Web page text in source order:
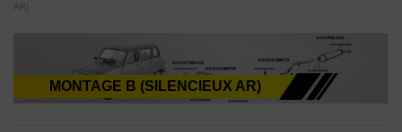
AR)
MONTAGE B (SILENCIEUX AR)